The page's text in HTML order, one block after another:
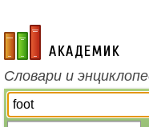
academic.ru
Словари и